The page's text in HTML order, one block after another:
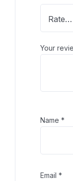
Your
Name *
Email *